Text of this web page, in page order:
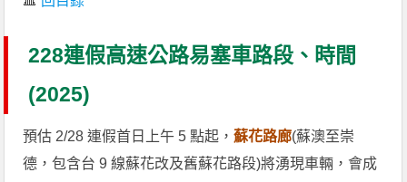
228連假高速公路易塞車路段、時間
(2025)
預估 2/28 連假首日上午 5 點起，蘇花路廊(蘇澳至崇
德，包含台 9 線蘇花改及舊蘇花路段)將湧現車輛，會成